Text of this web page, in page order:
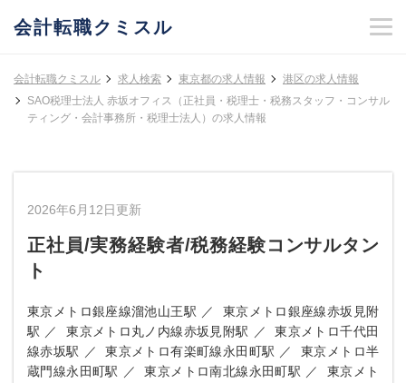
会計転職クミスル
会計転職クミスル 求人検索 東京都の求人情報
港区の求人情報
SAO税理士法人 赤坂オフィス（正社員・税理士・税務スタッフ・コンサル
ティング・会計事務所・税理士法人）の求人情報
2026年6月12日更新
正社員/実務経験者/税務経験コンサルタン
ト
東京メトロ銀座線溜池山王駅
東京メトロ銀座線赤坂見附
駅
東京メトロ丸ノ内線赤坂見附駅
東京メトロ千代田
線赤坂駅
東京メトロ有楽町線永田町駅
東京メトロ半
蔵門線永田町駅
東京メトロ南北線永田町駅
東京メト